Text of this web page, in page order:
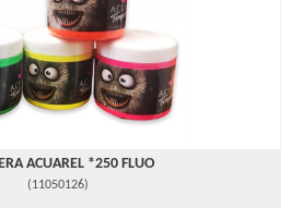
ACUAREL *250 FLUO
(11050126)